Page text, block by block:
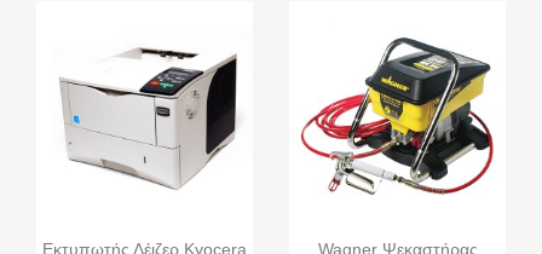
Γρήγορη προβολή
Εκτυπωτής Λέιζερ Kyocera
Γρήγορη προβολή
Wagner Ψεκαστήρας